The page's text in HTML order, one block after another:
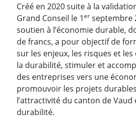
Créé en 2020 suite à la
Grand Conseil le 1er septembre
soutien à l’économie durable,
de francs, a pour objectif de
sur les enjeux, les risques et
la durabilité, stimuler et
des entreprises vers une
promouvoir les projets
l’attractivité du canton de
durabilité.